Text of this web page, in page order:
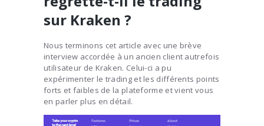
sur Kraken ?
Nous terminons cet article avec une brève
interview accordée à un ancien client autrefois
utilisateur de Kraken. Celui-ci a pu
expérimenter le trading et les différents points
forts et faibles de la plateforme et vient vous
en parler plus en détail.